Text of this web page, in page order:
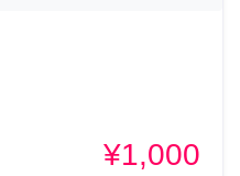
¥1,000